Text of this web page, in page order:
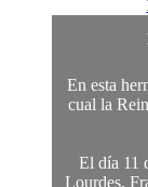
En esta
cual la
El día 11
Lourdes,